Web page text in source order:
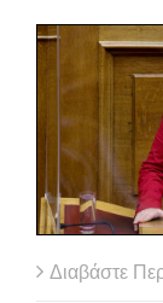
Διαβάστε